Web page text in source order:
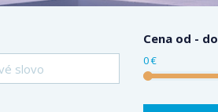
Cena od - do
0 €